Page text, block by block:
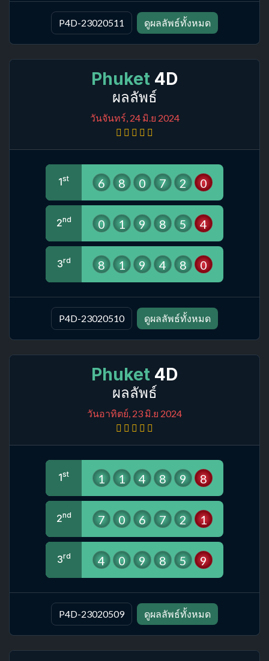
P4D-23020511 ดูผลลัพธ์ทั้งหมด
Phuket 4D
ผลลัพธ์
วันจันทร์, 24 มิ.ย 2024
1st 6 8 0 7 2 0
2nd 0 1 9 8 5 4
3rd 8 1 9 4 8 0
P4D-23020510 ดูผลลัพธ์ทั้งหมด
Phuket 4D
ผลลัพธ์
วันอาทิตย์, 23 มิ.ย 2024
1st 1 1 4 8 9 8
2nd 7 0 6 7 2 1
3rd 4 0 9 8 5 9
P4D-23020509 ดูผลลัพธ์ทั้งหมด